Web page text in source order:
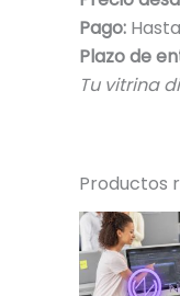
Pago:
Plazo de
Tu vitrina
Productos